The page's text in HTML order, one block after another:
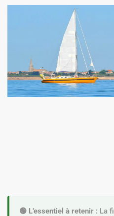
🟢 L’essentiel à retenir : La